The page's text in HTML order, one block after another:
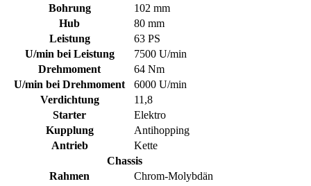
Bohrung
102 mm
Hub
80 mm
Leistung
63 PS
U/min bei Leistung
7500 U/min
Drehmoment
64 Nm
U/min bei Drehmoment
6000 U/min
Verdichtung
11,8
Starter
Elektro
Kupplung
Antihopping
Antrieb
Kette
Chassis
Rahmen
Chrom-Molybdän